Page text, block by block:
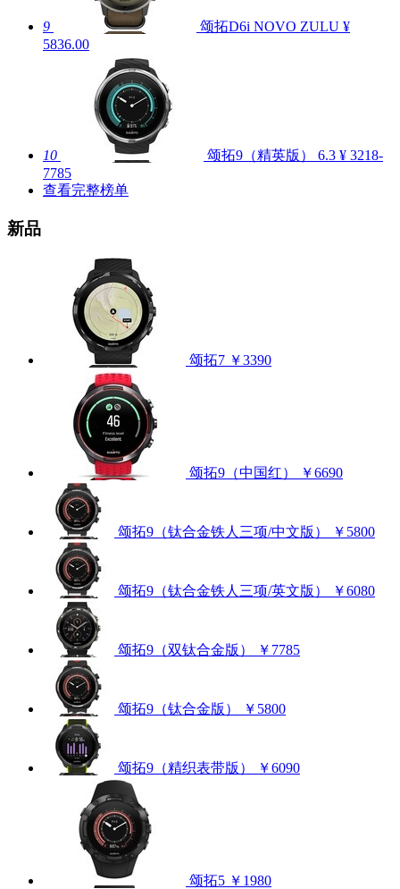
9 颂拓D6i NOVO ZULU ¥
5836.00
10 颂拓9（精英版） 6.3 ¥ 3218-
7785
查看完整榜单
新品
颂拓7 ￥3390
颂拓9（中国红） ￥6690
颂拓9（钛合金铁人三项/中文版） ￥5800
颂拓9（钛合金铁人三项/英文版） ￥6080
颂拓9（双钛合金版） ￥7785
颂拓9（钛合金版） ￥5800
颂拓9（精织表带版） ￥6090
颂拓5 ￥1980